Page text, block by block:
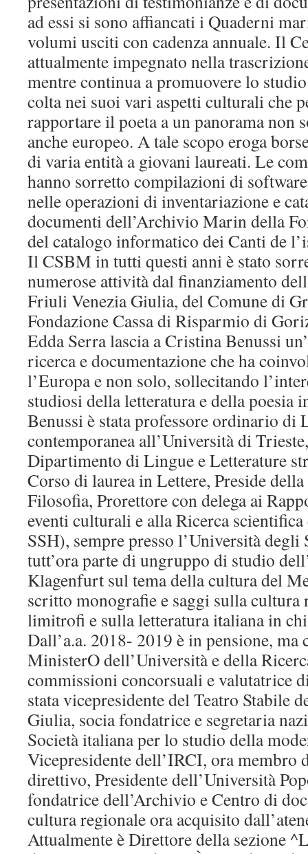
ad essi si sono affiancati i Quaderni
volumi usciti con cadenza annuale. Il
attualmente impegnato nella
mentre continua a promuovere lo
colta nei suoi vari aspetti culturali che
rapportare il poeta a un panorama non
anche europeo. A tale scopo eroga
di varia entità a giovani laureati. Le
hanno sorretto compilazioni di
nelle operazioni di inventariazione e
documenti dell’Archivio Marin della
del catalogo informatico dei Canti de
Il CSBM in tutti questi anni è stato
numerose attività dal finanziamento
Friuli Venezia Giulia, del Comune di
Fondazione Cassa di Risparmio di
Edda Serra lascia a Cristina Benussi
ricerca e documentazione che ha
l’Europa e non solo, sollecitando
studiosi della letteratura e della poesia
Benussi è stata professore ordinario di
contemporanea all’Università di
Dipartimento di Lingue e Letterature
Corso di laurea in Lettere, Preside
Filosofia, Prorettore con delega ai
eventi culturali e alla Ricerca
SSH), sempre presso l’Università degli
tutt’ora parte di ungruppo di studio
Klagenfurt sul tema della cultura del
scritto monografie e saggi sulla
limitrofi e sulla letteratura italiana in
Dall’a.a. 2018- 2019 è in pensione,
MinisterO dell’Università e della
commissioni concorsuali e valutatrice
stata vicepresidente del Teatro Stabile
Giulia, socia fondatrice e segretaria
Società italiana per lo studio della
Vicepresidente dell’IRCI, ora membro
direttivo, Presidente dell’Università
fondatrice dell’Archivio e Centro di
cultura regionale ora acquisito
Attualmente è Direttore della sezione